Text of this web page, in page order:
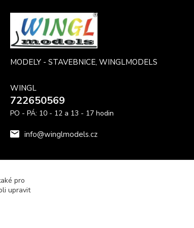
MODELY - STAVEBNICE, WINGLMODELS
WINGL
722650569
PO - PÁ: 10 - 12 a 13 - 17 hodin
info@winglmodels.cz
pro
upravit